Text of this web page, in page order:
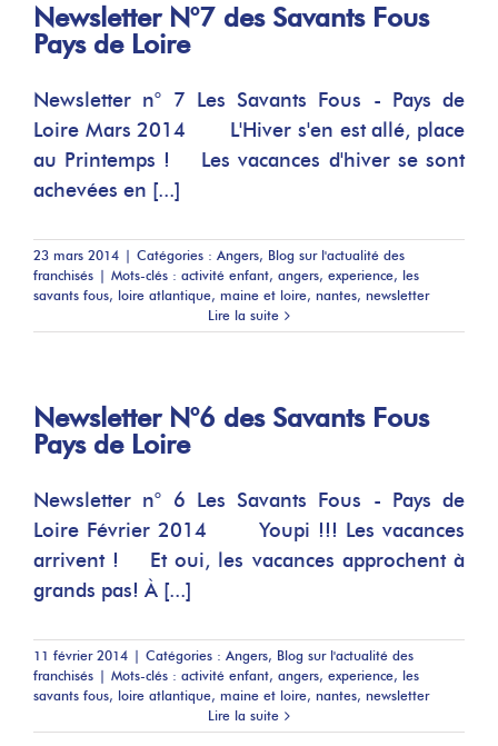
Newsletter N°7 des Savants Fous
Pays de Loire
Newsletter n° 7 Les Savants Fous - Pays de
Loire Mars 2014 L'Hiver s'en est allé, place
au Printemps ! Les vacances d'hiver se sont
achevées en [...]
23 mars 2014 | Catégories : Angers, Blog sur l'actualité des
franchisés | Mots-clés : activité enfant, angers, experience, les
savants fous, loire atlantique, maine et loire, nantes, newsletter
Lire la suite
Newsletter N°6 des Savants Fous
Pays de Loire
Newsletter n° 6 Les Savants Fous - Pays de
Loire Février 2014 Youpi !!! Les vacances
arrivent ! Et oui, les vacances approchent à
grands pas! À [...]
11 février 2014 | Catégories : Angers, Blog sur l'actualité des
franchisés | Mots-clés : activité enfant, angers, experience, les
savants fous, loire atlantique, maine et loire, nantes, newsletter
Lire la suite